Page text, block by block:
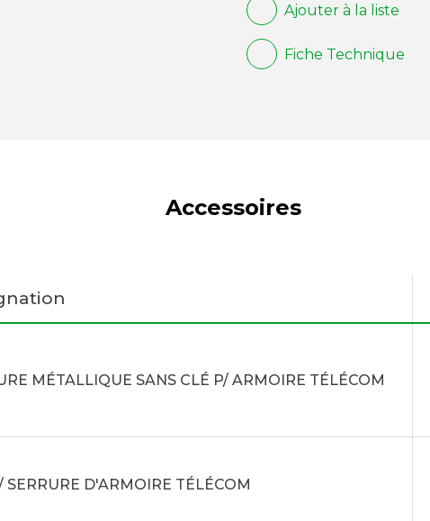
Ajouter à la liste
Fiche Technique
Accessoires
MÉTALLIQUE SANS CLÉ P/ ARMOIRE TÉLÉCOM
SERRURE D'ARMOIRE TÉLÉCOM